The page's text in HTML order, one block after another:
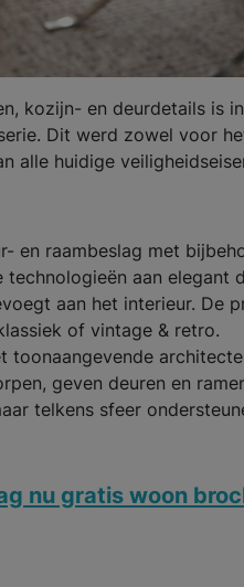
kozijn- en deurdetails is
Dit werd zowel voor
alle huidige
en raambeslag met
aan elegant
aan het interieur. De
of vintage & retro.
toonaangevende
geven deuren en
telkens sfeer
nu gratis woon